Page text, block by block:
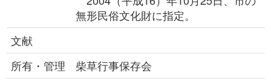
無形民俗文化財に指定。
文献
所有・管理
柴草行事保存会